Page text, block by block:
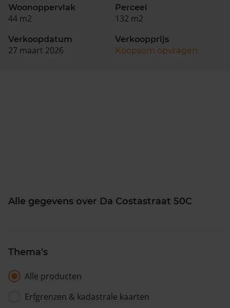
Woonoppervlak
44 m2
Perceel
132 m2
Verkoopdatum
27 maart 2026
Verkoopprijs
Koopsom opvragen
Alle gegevens over Da Costastraat 50C
Thema's
Alle producten
Erfgrenzen & kadastrale kaarten